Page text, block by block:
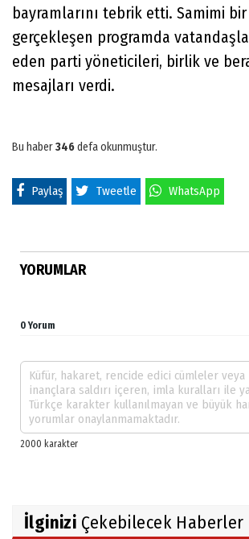
bayramlarını tebrik etti. Samimi
gerçekleşen programda
eden parti yöneticileri, birlik ve
mesajları verdi.
Bu haber346defa okunmuştur.
Paylaş Tweetle WhatsApp
YORUMLAR
0 Yorum
İlginizi Çekebilecek Haberler